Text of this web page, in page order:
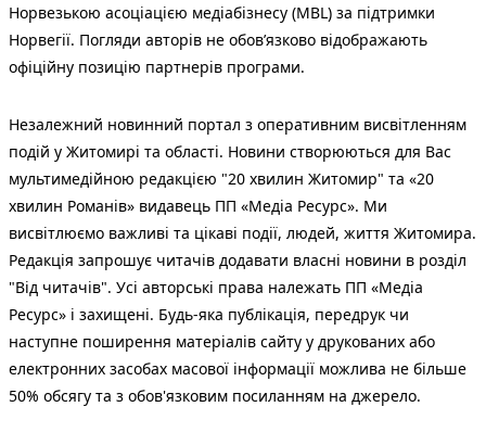
Норвезькою асоціацією медіабізнесу (MBL) за підтримки
Норвегії. Погляди авторів не обов’язково відображають
офіційну позицію партнерів програми.
Незалежний новинний портал з оперативним висвітленням
подій у Житомирі та області. Новини створюються для Вас
мультимедійною редакцією "20 хвилин Житомир" та «20
хвилин Романів» видавець ПП «Медіа Ресурс». Ми
висвітлюємо важливі та цікаві події, людей, життя Житомира.
Редакція запрошує читачів додавати власні новини в розділ
"Від читачів". Усі авторські права належать ПП «Медіа
Ресурс» і захищені. Будь-яка публiкацiя, передрук чи
наступне поширення матеріалів сайту у друкованих або
електронних засобах масової інформації можлива не більше
50% обсягу та з обов'язковим посиланням на джерело.